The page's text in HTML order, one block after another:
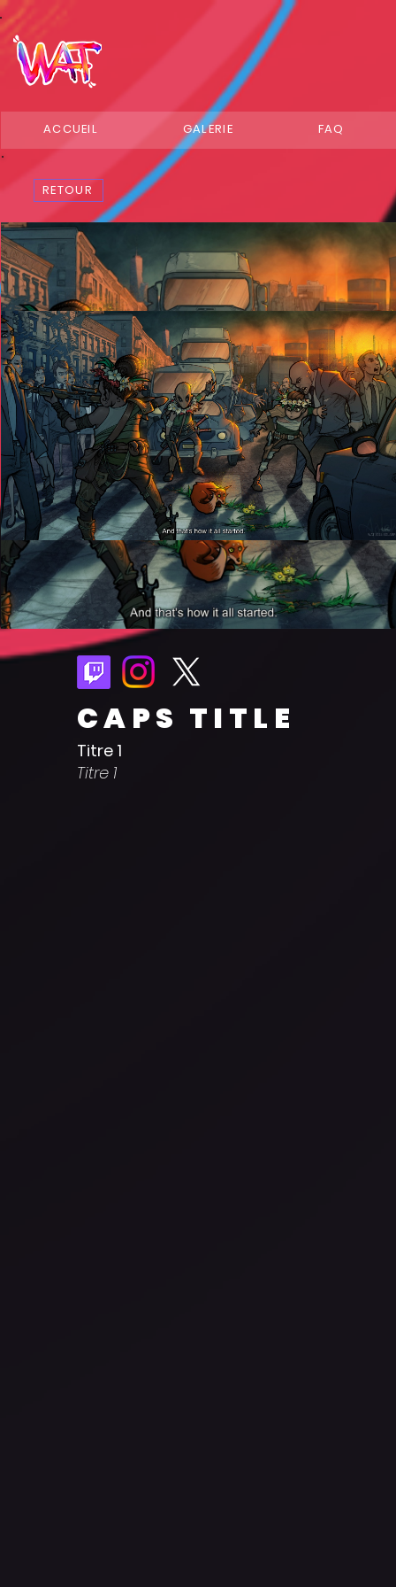
ACCUEIL GALERIE FAQ
RETOUR
CAPS TITLE
Titre 1
Titre 1